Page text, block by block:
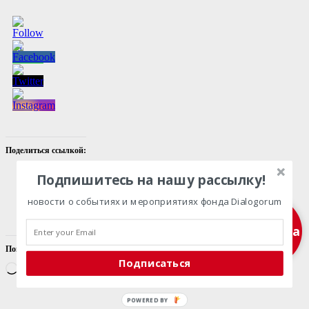
Поделиться ссылкой:
Facebook
Telegram
Понравилось это:
Подписка
Подпишитесь на нашу рассылку!
новости о событиях и мероприятиях фонда Dialogorum
Подписаться
POWERED BY